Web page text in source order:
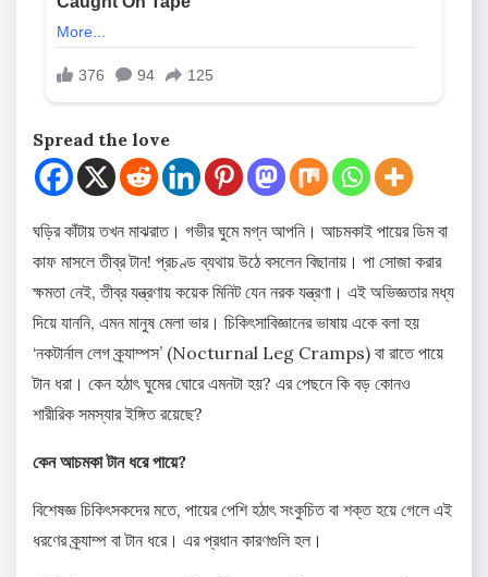
Spread the love
ঘড়ির কাঁটায় তখন মাঝরাত। গভীর ঘুমে মগ্ন আপনি। আচমকাই পায়ের ডিম বা
কাফ মাসলে তীব্র টান! প্রচণ্ড ব্যথায় উঠে বসলেন বিছানায়। পা সোজা করার
ক্ষমতা নেই, তীব্র যন্ত্রণায় কয়েক মিনিট যেন নরক যন্ত্রণা। এই অভিজ্ঞতার মধ্য
দিয়ে যাননি, এমন মানুষ মেলা ভার। চিকিৎসাবিজ্ঞানের ভাষায় একে বলা হয়
‘নকটার্নাল লেগ ক্র্যাম্পস’ (Nocturnal Leg Cramps) বা রাতে পায়ে
টান ধরা। কেন হঠাৎ ঘুমের ঘোরে এমনটা হয়? এর পেছনে কি বড় কোনও
শারীরিক সমস্যার ইঙ্গিত রয়েছে?
কেন আচমকা টান ধরে পায়ে?
বিশেষজ্ঞ চিকিৎসকদের মতে, পায়ের পেশি হঠাৎ সংকুচিত বা শক্ত হয়ে গেলে এই
ধরণের ক্র্যাম্প বা টান ধরে। এর প্রধান কারণগুলি হল।